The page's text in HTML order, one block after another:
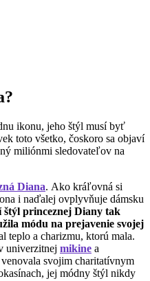
ikonu, jeho štýl musí byť
toto všetko, čoskoro sa objaví
miliónmi sledovateľov na
Diana. Ako kráľovná si
i naďalej ovplyvňuje dámsku
štýl princeznej Diany tak
módu na prejavenie svojej
teplo a charizmu, ktorú mala.
univerzitnej mikine a
venovala svojim charitatívnym
jej módny štýl nikdy